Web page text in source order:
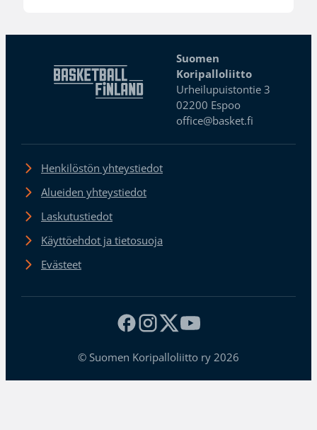
Suomen
Koripalloliitto
Urheilupuistontie 3
02200 Espoo
office@basket.fi
Henkilöstön yhteystiedot
Alueiden yhteystiedot
Laskutustiedot
Käyttöehdot ja tietosuoja
Evästeet
© Suomen Koripalloliitto ry 2026